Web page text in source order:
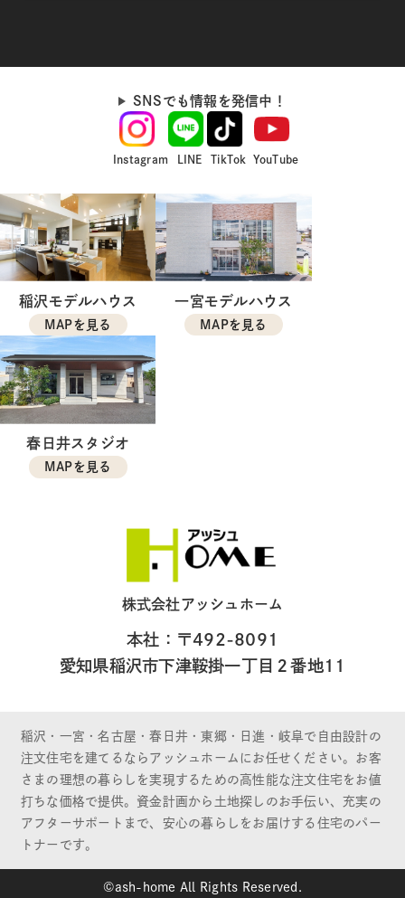
SNSでも情報を発信中！
Instagram LINE TikTok YouTube
稲沢モデルハウス
MAPを見る
一宮モデルハウス
MAPを見る
春日井スタジオ
MAPを見る
株式会社アッシュホーム
本社：〒492-8091
愛知県稲沢市下津鞍掛一丁目２番地11
稲沢・一宮・名古屋・春日井・東郷・日進・岐阜で自由設計の
注文住宅を建てるならアッシュホームにお任せください。お客
さまの理想の暮らしを実現するための高性能な注文住宅をお値
打ちな価格で提供。資金計画から土地探しのお手伝い、充実の
アフターサポートまで、安心の暮らしをお届けする住宅のパー
トナーです。
©ash-home All Rights Reserved.